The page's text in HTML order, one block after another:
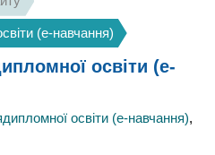
(е-навчання)
освіти (е-
освіти (е-навчання),